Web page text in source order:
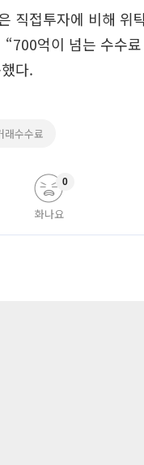
직접투자에 비해 위
억이 넘는 수수
다.
래수수료
화나요
0